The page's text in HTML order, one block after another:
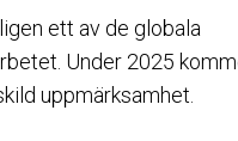
ett av de globala
Under 2025
uppmärksamhet.